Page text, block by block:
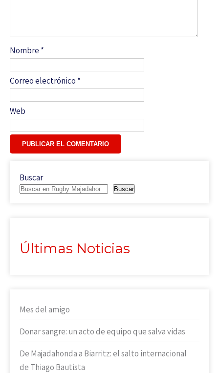
Nombre *
Correo electrónico *
Web
Buscar
Buscar
Últimas Noticias
Mes del amigo
Donar sangre: un acto de equipo que salva vidas
De Majadahonda a Biarritz: el salto internacional
de Thiago Bautista